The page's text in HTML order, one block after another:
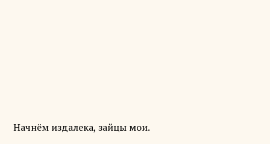
Начнём издалека, зайцы мои.